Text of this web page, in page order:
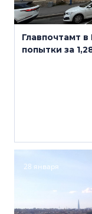
Главпочтамт
попытки за
28 января